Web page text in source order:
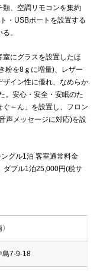
、空調リモコンを集約
・USBポートを設置する
。
にグラスを設置したほ
粉を8ｇに増量)、レザー
イン性に優れ、なめらか
。安心・安全・安眠のた
～ん」を設置し、フロン
声メッセージに対応)を設
グル1泊 客室通常料金
ダブル1泊25,000円(税サ
島7-9-18